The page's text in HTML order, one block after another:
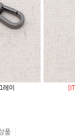
레이
품